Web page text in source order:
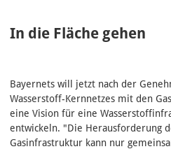
In die Fläche gehen
Bayernets will jetzt nach der
Wasserstoff-Kernnetzes mit den
eine Vision für eine
entwickeln. "Die Herausforderung
Gasinfrastruktur kann nur